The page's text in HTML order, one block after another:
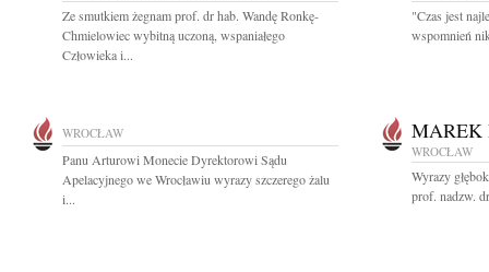
Ze smutkiem żegnam prof. dr hab. Wandę Ronkę-
Chmielowiec wybitną uczoną, wspaniałego
Człowieka i...
"Czas jest
wspomnień
WROCŁAW
Panu Arturowi Monecie Dyrektorowi Sądu
Apelacyjnego we Wrocławiu wyrazy szczerego żalu
i...
MAREK
WROCŁAW
Wyrazy
prof. nadzw.